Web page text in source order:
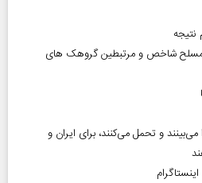
نفر از اشرار مسلح شاخص و مرتبطین گروهک های
و تحمل می‌کنند، برای ایران و